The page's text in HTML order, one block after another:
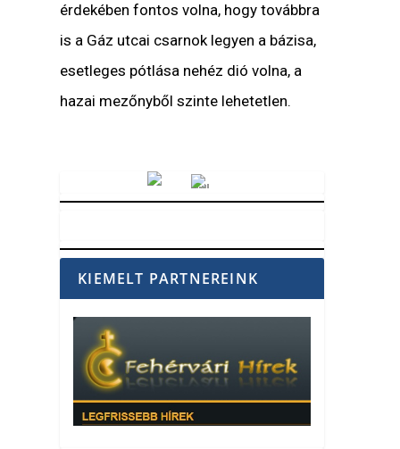
érdekében fontos volna, hogy továbbra
is a Gáz utcai csarnok legyen a bázisa,
esetleges pótlása nehéz dió volna, a
hazai mezőnyből szinte lehetetlen.
KIEMELT PARTNEREINK